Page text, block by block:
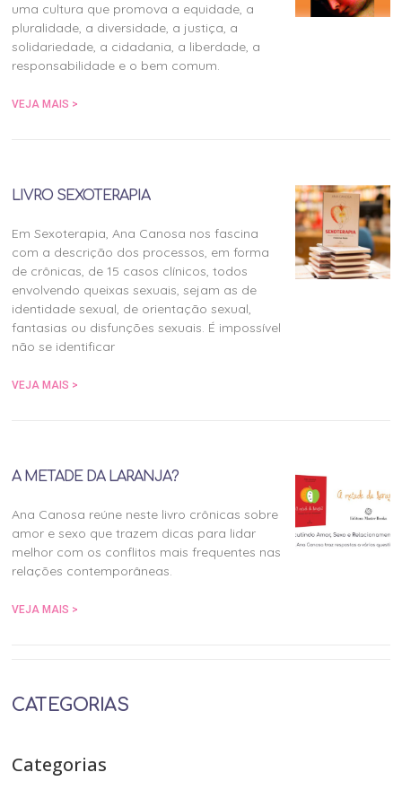
uma cultura que promova a equidade, a
pluralidade, a diversidade, a justiça, a
solidariedade, a cidadania, a liberdade, a
responsabilidade e o bem comum.
VEJA MAIS >
LIVRO SEXOTERAPIA
Em Sexoterapia, Ana Canosa nos fascina
com a descrição dos processos, em forma
de crônicas, de 15 casos clínicos, todos
envolvendo queixas sexuais, sejam as de
identidade sexual, de orientação sexual,
fantasias ou disfunções sexuais. É impossível
não se identificar
VEJA MAIS >
A METADE DA LARANJA?
Ana Canosa reúne neste livro crônicas sobre
amor e sexo que trazem dicas para lidar
melhor com os conflitos mais frequentes nas
relações contemporâneas.
VEJA MAIS >
CATEGORIAS
Categorias